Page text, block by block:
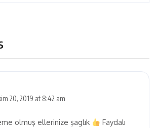
20, 2019 at 8:42 am
olmuş ellerinize şaglık
Faydalı